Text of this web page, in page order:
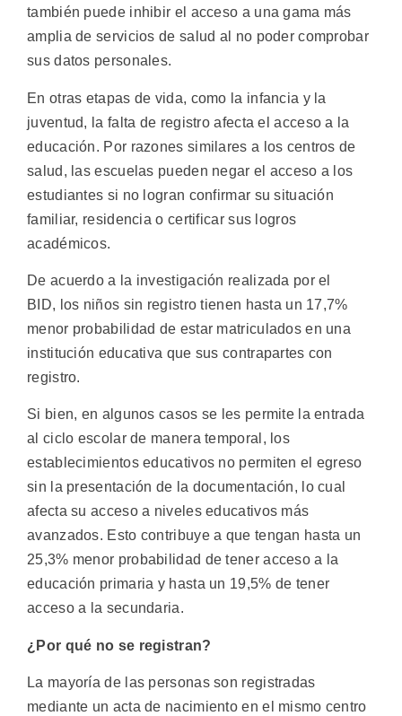
también puede inhibir el acceso a una gama más
amplia de servicios de salud al no poder comprobar
sus datos personales.
En otras etapas de vida, como la infancia y la
juventud, la falta de registro afecta el acceso a la
educación. Por razones similares a los centros de
salud, las escuelas pueden negar el acceso a los
estudiantes si no logran confirmar su situación
familiar, residencia o certificar sus logros
académicos.
De acuerdo a la investigación realizada por el
BID, los niños sin registro tienen hasta un 17,7%
menor probabilidad de estar matriculados en una
institución educativa que sus contrapartes con
registro.
Si bien, en algunos casos se les permite la entrada
al ciclo escolar de manera temporal, los
establecimientos educativos no permiten el egreso
sin la presentación de la documentación, lo cual
afecta su acceso a niveles educativos más
avanzados. Esto contribuye a que tengan hasta un
25,3% menor probabilidad de tener acceso a la
educación primaria y hasta un 19,5% de tener
acceso a la secundaria.
¿Por qué no se registran?
La mayoría de las personas son registradas
mediante un acta de nacimiento en el mismo centro